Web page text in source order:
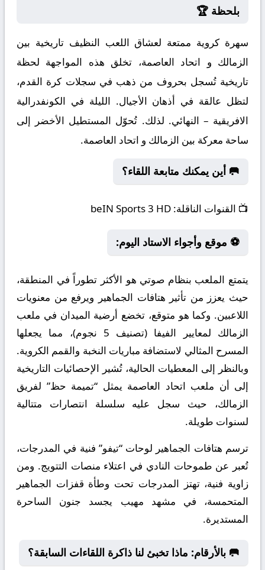
بلحظة 🏆
سهرة كروية ممتعة لعشاق اللعب النظيف تاريخية بين
الزمالك و اتحاد العاصمة، تخلق هذه المواجهة لحظة
تاريخية تُسجل بحروف من ذهب في سجلات كرة القدم،
لتظل عالقة في أذهان الأجيال. الليلة في الكونفدرالية
الافريقية – النهائي. لذلك. تُحوّل المستطيل الأخضر إلى
ساحة معركة بين الزمالك و اتحاد العاصمة.
🥅 أين يمكنك متابعة اللقاء؟
📺 القنوات الناقلة:
⚽ موقع وأجواء الاستاد اليوم:
يتمتع الملعب بنظام صوتي هو الأكثر تطوراً في المنطقة،
حيث يعزز من تأثير هتافات الجماهير ويرفع من معنويات
اللاعبين. وكما هو متوقع، تخضع أرضية الميدان في ملعب
الزمالك لمعايير الفيفا (تصنيف 5 نجوم)، مما يجعلها
المسرح المثالي لاستضافة مباريات النخبة والقمم الكروية.
وبالنظر إلى المعطيات الحالية، تُشير الإحصائيات التاريخية
إلى أن ملعب اتحاد العاصمة يمثل “تميمة حظ” لفريق
الزمالك، حيث سجل عليه سلسلة انتصارات متتالية
لسنوات طويلة.
ترسم هتافات الجماهير لوحات “تيفو” فنية في المدرجات،
تُعبر عن طموحات النادي في اعتلاء منصات التتويج. ومن
زاوية فنية، تهتز المدرجات تحت وطأة قفزات الجماهير
المتحمسة، في مشهد مهيب يجسد جنون الساحرة
المستديرة.
🥅 بالأرقام: ماذا تخبئ لنا ذاكرة اللقاءات السابقة؟